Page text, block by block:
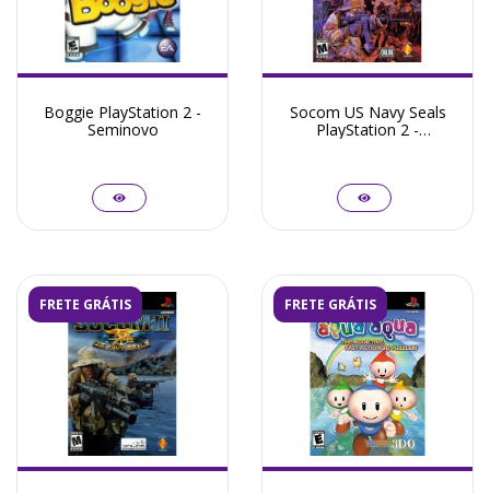
Boggie PlayStation 2 -
Seminovo
Socom US Navy Seals
PlayStation 2 -
FRETE GRÁTIS FRETE GRÁTIS